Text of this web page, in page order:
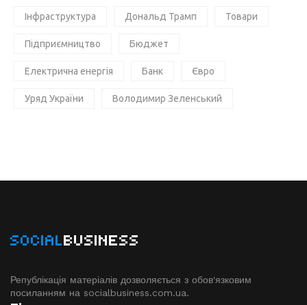
Інфраструктура Дональд Трамп Товари
Підприємництво Бюджет
Електрична енергія Банк Євро
Уряд України Володимир Зеленський
SOCIALBUSINESS
Републікація матеріалів дозволяється з обов'язковим
посиланням на socialbusiness.com.ua.